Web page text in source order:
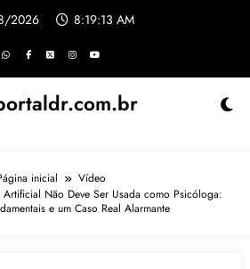
2026 8:19:14 AM
inicial
Vídeo
Não Deve Ser Usada como Psicóloga:
e um Caso Real Alarmante